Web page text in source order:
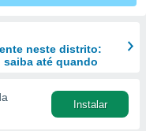
neste distrito:
saiba até quando
Instalar